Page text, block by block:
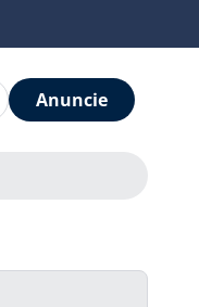
Anuncie